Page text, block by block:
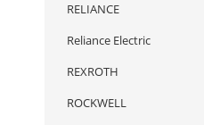
RELIANCE
Reliance Electric
REXROTH
ROCKWELL